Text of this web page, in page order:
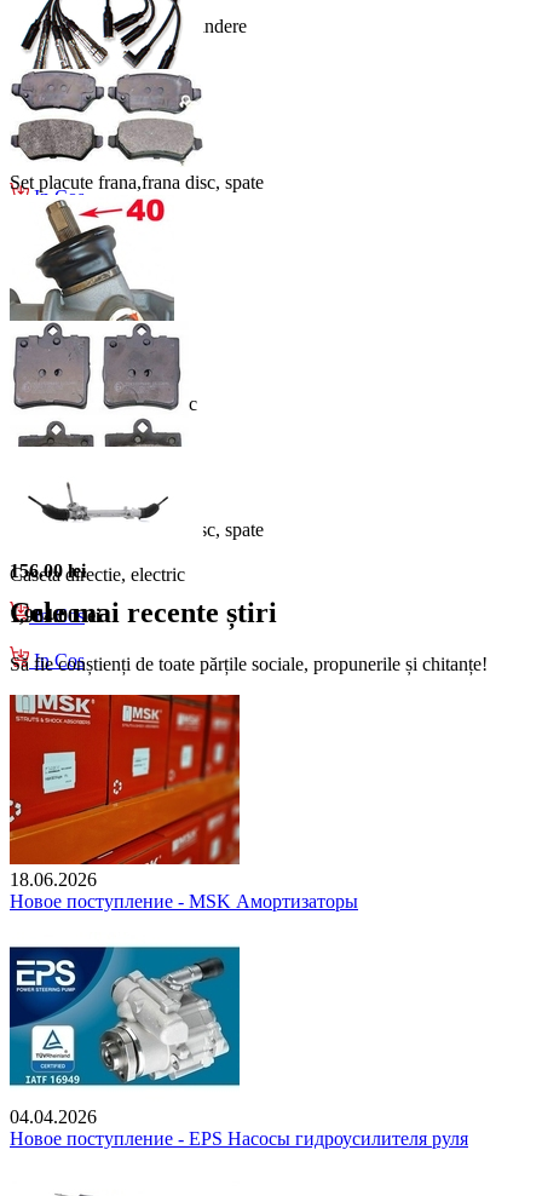
Cilindru de inchidere,aprindere
189.00 lei
In Cos
Set cablaj aprinder
255.00 lei
In Cos
Set placute frana,frana disc, spate
158.00 lei
In Cos
Caseta directie, hidravlic
816.00 lei
In Cos
Set placute frana,frana disc, spate
156.00 lei
In Cos
Caseta directie, electric
1,964.00 lei
In Cos
Cele mai recente știri
Să fie conștienți de toate părțile sociale, propunerile și chitanțe!
18.06.2026
Новое поступление - MSK Амортизаторы
04.04.2026
Новое поступление - EPS Насосы гидроусилителя руля